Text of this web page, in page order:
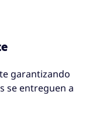
garantizando
se entreguen a